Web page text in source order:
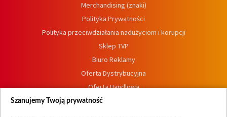
Merchandising (znaki)
Polityka Prywatności
Polityka przeciwdziałania nadużyciom i korupcji
Sklep TVP
Biuro Reklamy
Oferta Dystrybucyjna
Oferta Handlowa
Dostępność
Szanujemy Twoją prywatność